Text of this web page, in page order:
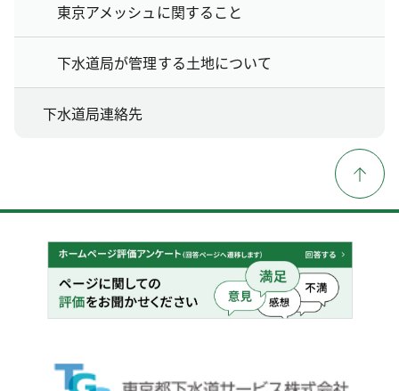
東京アメッシュに関すること
下水道局が管理する土地について
下水道局連絡先